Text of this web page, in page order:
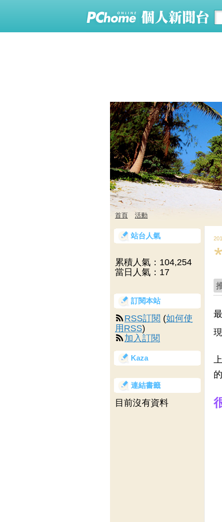
首頁 活動
站台人氣
累積人氣： 104,254
當日人氣： 17
訂閱本站
RSS訂閱 (如何使
用RSS)
加入訂閱
Kaza
連結書籤
目前沒有資料